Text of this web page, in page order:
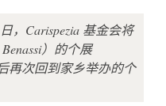
，Carispezia 基金会将
）的个展
再次回到家乡举办的个